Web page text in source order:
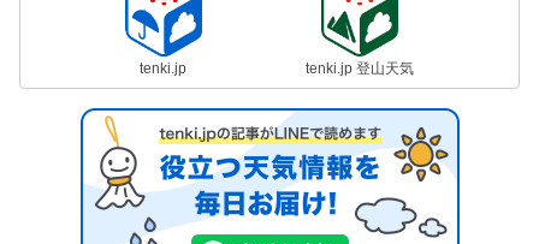
tenki.jp tenki.jp 登山天気